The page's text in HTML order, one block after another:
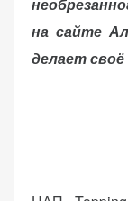
на сайте
делает своё